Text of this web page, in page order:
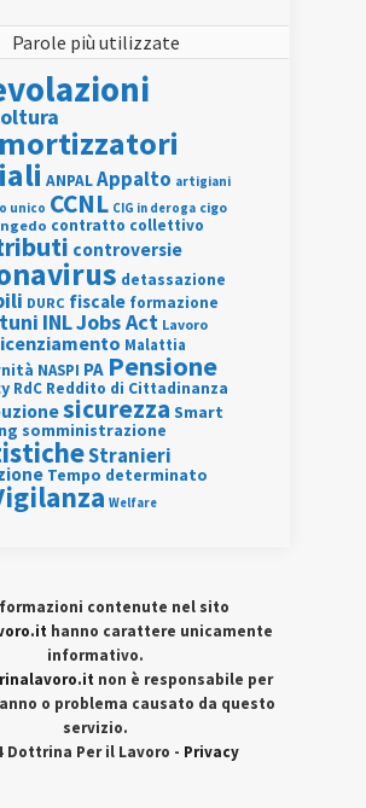
Parole più utilizzate
ANPALAppalto artigiani
unico CCNL CIG in deroga cigo
contratto collettivo
controversie
detassazione
DURC fiscale formazione
INLJobs Act Lavoro
Malattia
NASPI PA Pensione
RdC Reddito di Cittadinanza
sicurezza Smart
somministrazione
Stranieri
Tempo determinato
Welfare
contenute nel sito
hanno carattere unicamente
informativo.
non è responsabile per
o problema causato da questo
servizio.
Dottrina Per il Lavoro - Privacy